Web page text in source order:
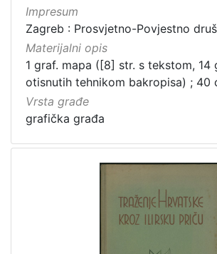
Impresum
Zagreb : Prosvjetno-Povjestno
Materijalni opis
1 graf. mapa ([8] str. s tekstom, 14
otisnutih tehnikom bakropisa) ; 40
Vrsta građe
grafička građa